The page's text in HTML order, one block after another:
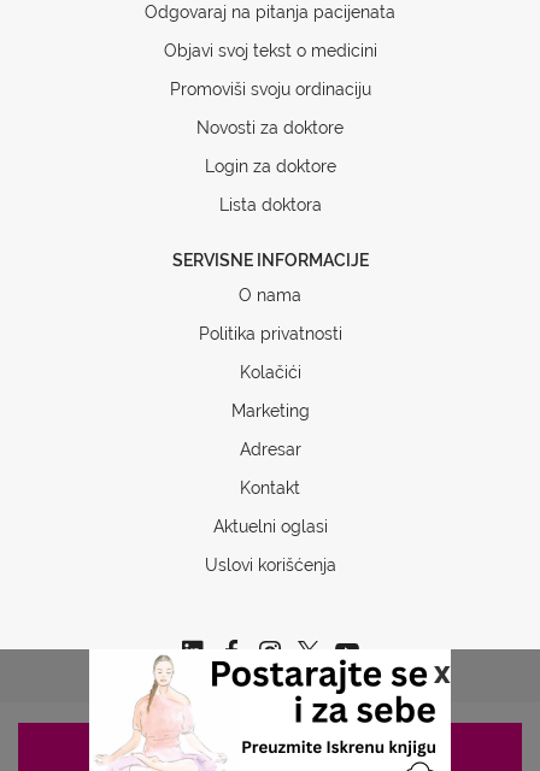
x
Odgovaraj na pitanja pacijenata
Objavi svoj tekst o medicini
Promoviši svoju ordinaciju
Novosti za doktore
Login za doktore
Lista doktora
SERVISNE INFORMACIJE
O nama
Politika privatnosti
Kolačići
Marketing
Adresar
Kontakt
Aktuelni oglasi
Uslovi korišćenja
Copyrights © 2026 Sva prava www.stetoskop.info
ZAKAZIVANJE 063/687-460